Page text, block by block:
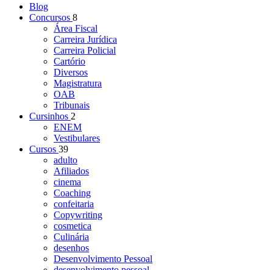
Blog
Concursos 8
Área Fiscal
Carreira Jurídica
Carreira Policial
Cartório
Diversos
Magistratura
OAB
Tribunais
Cursinhos 2
ENEM
Vestibulares
Cursos 39
adulto
Afiliados
cinema
Coaching
confeitaria
Copywriting
cosmetica
Culinária
desenhos
Desenvolvimento Pessoal